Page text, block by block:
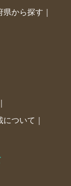
県から探す
について